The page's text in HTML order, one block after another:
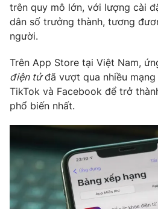
trên quy mô lớn, với lượng cài
dân số trưởng thành, tương
người.
Trên App Store tại Việt Nam,
điện tửđã vượt qua nhiều
TikTok và Facebook để trở
phổ biến nhất.